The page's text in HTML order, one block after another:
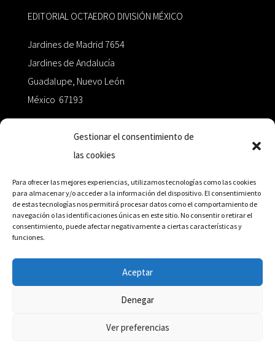
Gestionar el consentimiento de
las cookies
Para ofrecer las mejores experiencias, utilizamos tecnologías como las cookies
para almacenar y/o acceder a la información del dispositivo. El consentimiento
de estas tecnologías nos permitirá procesar datos como el comportamiento de
navegación o las identificaciones únicas en este sitio. No consentir o retirar el
consentimiento, puede afectar negativamente a ciertas características y
funciones.
Aceptar
Denegar
Ver preferencias
EDITORIAL OCTAEDRO DIVISIÓN MÉXICO
Jardines de Madrid 7654
Jardines de Andalucía
Guadalupe, Nuevo León
México 67193
+52 811.499.5638
RED DE DISTRIBUCIÓN
Distribuidores en México y Octaedro internacional